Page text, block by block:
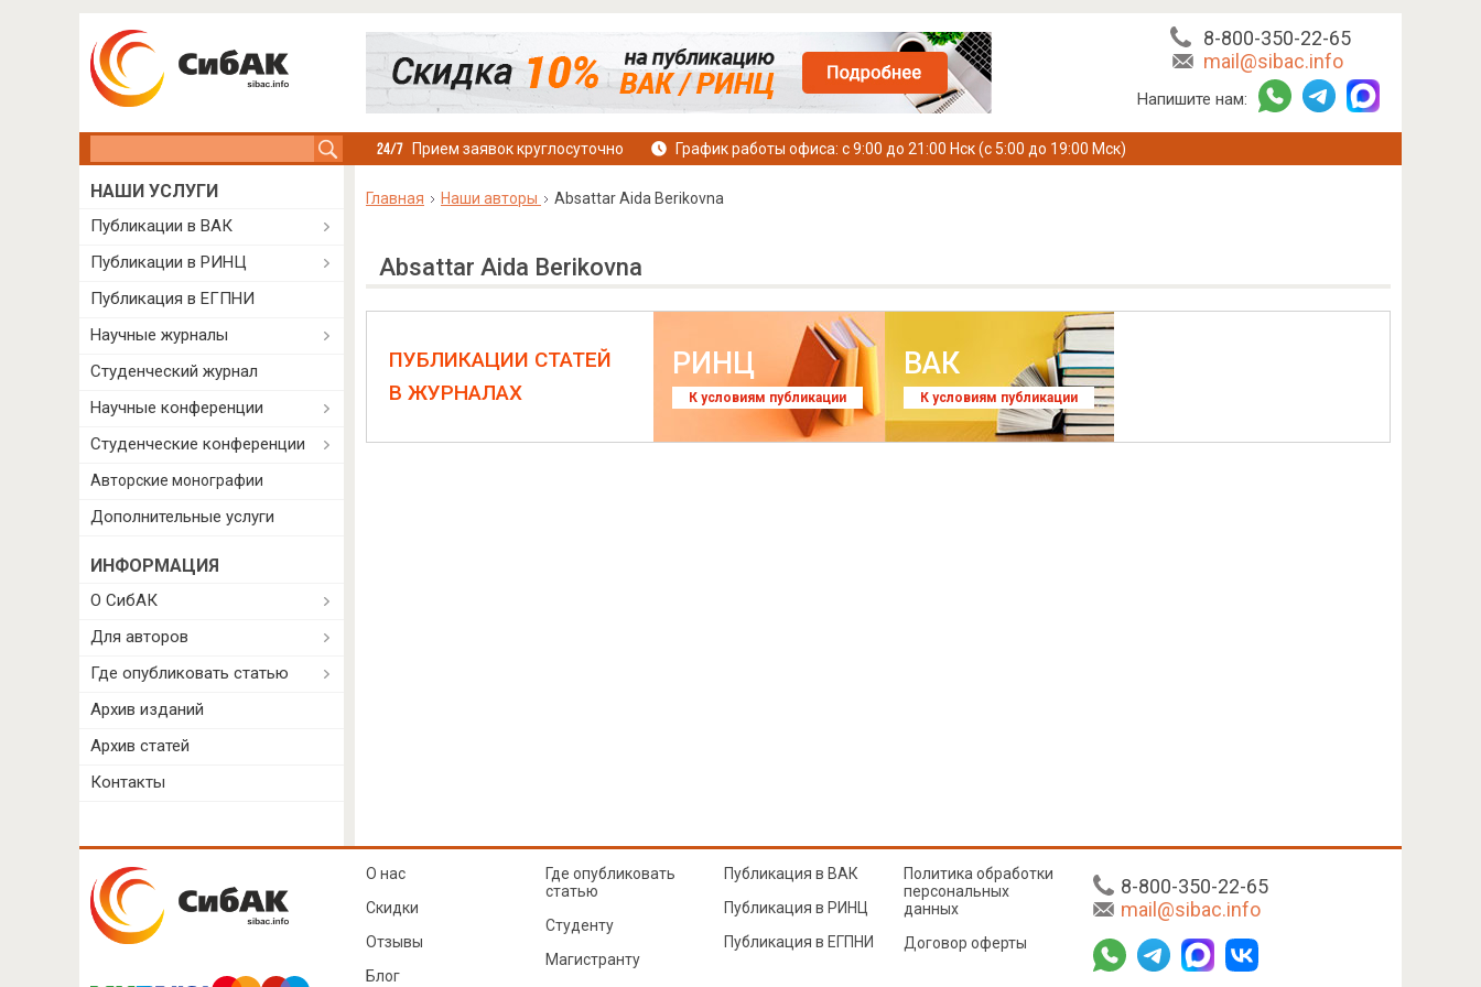
8-800-350-22-65
mail@sibac.info
Напишите нам:
Прием заявок круглосуточно График работы офиса: с 9:00 до 21:00 Нск (с 5:00 до 19:00 Мск)
Главная Наши авторы Absattar Aida Berikovna
Absattar Aida Berikovna
ПУБЛИКАЦИИ СТАТЕЙ
В ЖУРНАЛАХ
РИНЦ
К условиям публикации
ВАК
К условиям публикации
НАШИ УСЛУГИ
Публикации в ВАК
Публикации в РИНЦ
Публикация в ЕГПНИ
Научные журналы
Студенческий журнал
Научные конференции
Студенческие конференции
Авторские монографии
Дополнительные услуги
ИНФОРМАЦИЯ
О СибАК
Для авторов
Где опубликовать статью
Архив изданий
Архив статей
Контакты
8-800-350-22-65
mail@sibac.info
О нас
Скидки
Отзывы
Блог
Где опубликовать
статью
Студенту
Магистранту
Публикация в ВАК
Публикация в РИНЦ
Публикация в ЕГПНИ
Политика обработки
персональных
данных
Договор оферты